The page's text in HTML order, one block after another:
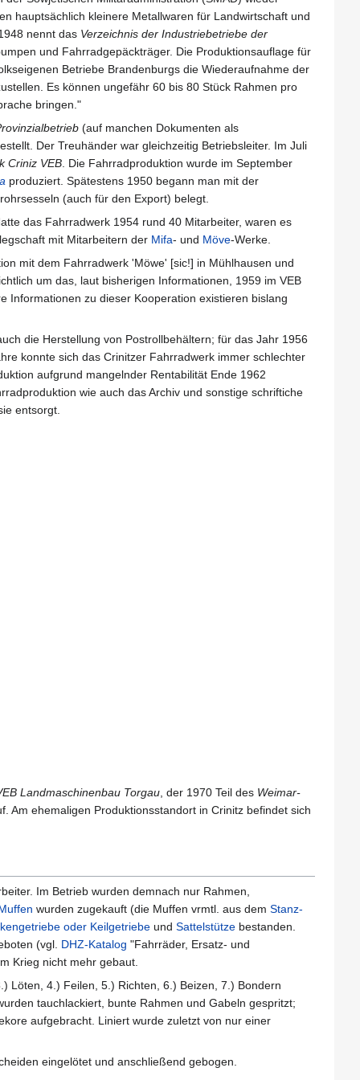
hauptsächlich kleinere Metallwaren für Landwirtschaft und
nennt das Verzeichnis der Industriebetriebe der
und Fahrradgepäckträger. Die Produktionsauflage für
Betriebe Brandenburgs die Wiederaufnahme der
Es können ungefähr 60 bis 80 Stück Rahmen pro
bringen."
(auf manchen Dokumenten als
Der Treuhänder war gleichzeitig Betriebsleiter. Im Juli
Criniz VEB . Die Fahrradproduktion wurde im September
produziert. Spätestens 1950 begann man mit der
(auch für den Export) belegt.
das Fahrradwerk 1954 rund 40 Mitarbeiter, waren es
mit Mitarbeitern der Mifa- und Möve-Werke.
mit dem Fahrradwerk 'Möwe' [sic!] in Mühlhausen und
um das, laut bisherigen Informationen, 1959 im VEB
Informationen zu dieser Kooperation existieren bislang
die Herstellung von Postrollbehältern; für das Jahr 1956
konnte sich das Crinitzer Fahrradwerk immer schlechter
aufgrund mangelnder Rentabilität Ende 1962
wie auch das Archiv und sonstige schriftiche
entsorgt.
Landmaschinenbau Torgau , der 1970 Teil des Weimar-
Am ehemaligen Produktionsstandort in Crinitz befindet sich
Im Betrieb wurden demnach nur Rahmen,
wurden zugekauft (die Muffen vrmtl. aus dem Stanz-
oder Keilgetriebe und Sattelstütze bestanden.
(vgl. DHZ-Katalog "Fahrräder, Ersatz- und
Krieg nicht mehr gebaut.
Löten, 4.) Feilen, 5.) Richten, 6.) Beizen, 7.) Bondern
tauchlackiert, bunte Rahmen und Gabeln gespritzt;
aufgebracht. Liniert wurde zuletzt von nur einer
eingelötet und anschließend gebogen.